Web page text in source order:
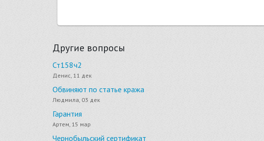
Другие вопросы
Ст158ч2
Денис, 11 дек
Обвиняют по статье кража
Людмила, 03 дек
Гарантия
Артем, 15 мар
Чернобыльский сертификат